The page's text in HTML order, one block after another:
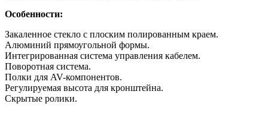
Особенности:
Закаленное стекло с плоским полированным краем.
Алюминий прямоугольной формы.
Интегрированная система управления кабелем.
Поворотная система.
Полки для AV-компонентов.
Регулируемая высота для кронштейна.
Скрытые ролики.